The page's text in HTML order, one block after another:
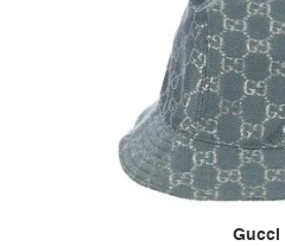
Gucci